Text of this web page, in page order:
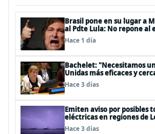
Brasil pone en su lugar a
al Pdte Lula: No repone al
BBSS y rebaja la relación
Hace 1 día
Bachelet: "Necesitamos
Unidas más eficaces y
personas"
Hace 3 días
Emiten aviso por posibles
eléctricas en regiones de
Hace 3 días